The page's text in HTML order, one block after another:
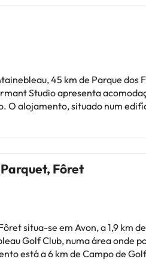
45 km de Parque dos
Studio apresenta
O alojamento, situado num
máximo o jardim. O Aeroporto de
propriedade não permite
e festas
durante o processo da
através dos dados para
alojamento tem gestão
Fôret
situa-se em Avon, a 1,9 km
Golf Club, numa área onde
está a 6 km de Campo de